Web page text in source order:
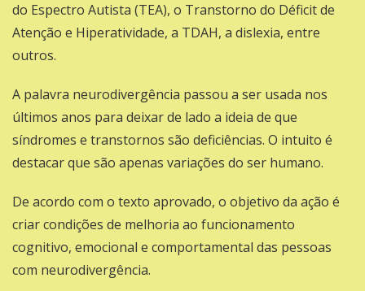
do Espectro Autista (TEA), o Transtorno do Déficit de
Atenção e Hiperatividade, a TDAH, a dislexia, entre
outros.
A palavra neurodivergência passou a ser usada nos
últimos anos para deixar de lado a ideia de que
síndromes e transtornos são deficiências. O intuito é
destacar que são apenas variações do ser humano.
De acordo com o texto aprovado, o objetivo da ação é
criar condições de melhoria ao funcionamento
cognitivo, emocional e comportamental das pessoas
com neurodivergência.